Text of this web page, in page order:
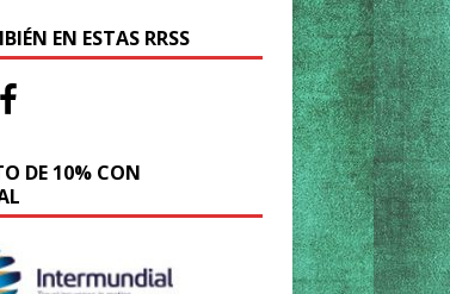
EN ESTAS RRSS
DE 10% CON